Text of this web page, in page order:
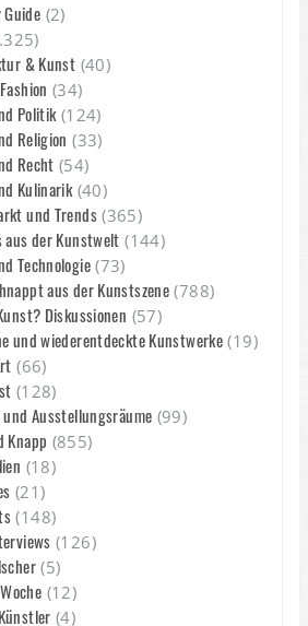
Guide (2)
& Kunst (40)
(34)
Politik(124)
Religion (33)
Recht (54)
Kulinarik(40)
und Trends(365)
aus der Kunstwelt (144)
Technologie(73)
aus der Kunstszene (788)
Diskussionen (57)
und wiederentdeckte Kunstwerke (19)
(66)
(128)
und Ausstellungsräume (99)
Knapp (855)
(18)
(21)
(148)
(126)
(5)
(12)
(4)